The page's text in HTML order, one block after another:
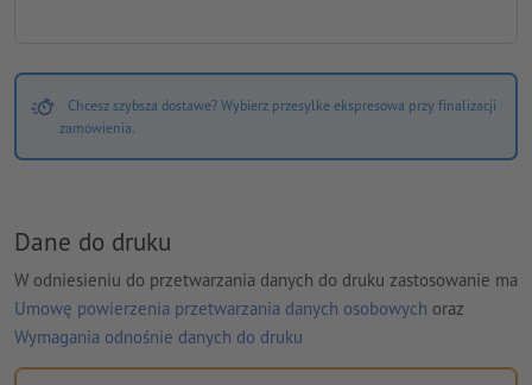
Chcesz szybsza dostawe? Wybierz przesylke ekspresowa przy finalizacji
zamówienia.
Dane do druku
W odniesieniu do przetwarzania danych do druku zastosowanie ma
Umowę powierzenia przetwarzania danych osobowych oraz
Wymagania odnośnie danych do druku